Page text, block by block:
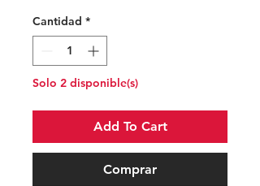
Cantidad *
Solo 2 disponible(s)
Add To Cart
Comprar